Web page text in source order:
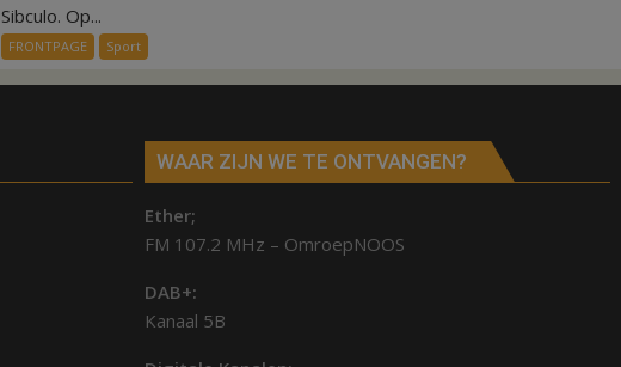
kunstgras
in
Hardenberg
Sibculo. Op...
FRONTPAGE Sport
WAAR ZIJN WE TE ONTVANGEN?
Ether;
FM 107.2 MHz – OmroepNOOS
DAB+:
Kanaal 5B